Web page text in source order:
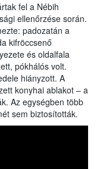
fel a Nébih
ellenőrzése során.
padozatán a
kifröccsenő
és oldalfala
pókhálós volt.
hiányzott. A
konyhai ablakot – a
Az egységben több
sem biztosították.